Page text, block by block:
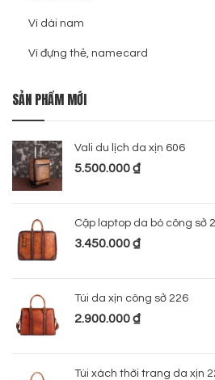
Ví dài nam
Ví đựng thẻ, namecard
SẢN PHẨM MỚI
Vali du lịch da xịn 606
5.500.000₫
Cặp laptop da bò công sở
3.450.000₫
Túi da xịn công sở 226
2.900.000₫
Túi xách thời trang da xịn